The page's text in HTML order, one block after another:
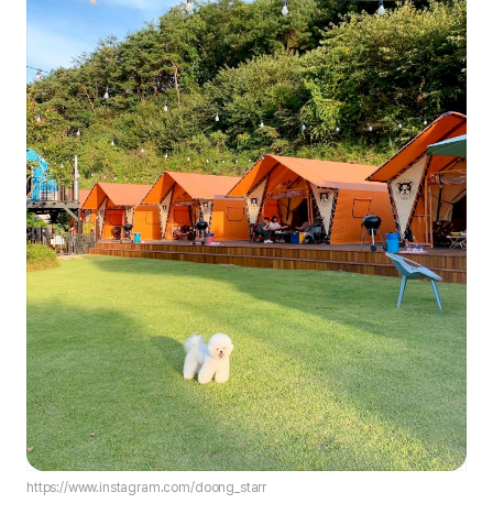
https://www.instagram.com/doong_starr